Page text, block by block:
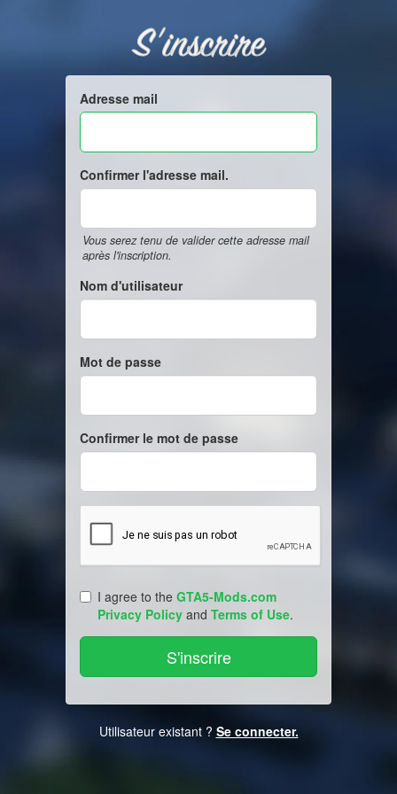
S'inscrire
Adresse mail
Confirmer l'adresse mail.
Vous serez tenu de valider cette adresse mail
après l'inscription.
Nom d'utilisateur
Mot de passe
Confirmer le mot de passe
I agree to the GTA5-Mods.com
Privacy Policy and Terms of Use.
Utilisateur existant ? Se connecter.